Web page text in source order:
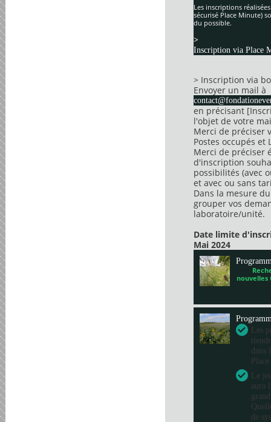
Les inscriptions
sécurisé Place Minute)
du possible.
>
Inscription via Place
> Inscription via
Envoyer un mail à
en précisant
l'objet de votre
Merci de préciser
Postes occupés et
Merci de préciser
d'inscription
possibilités (avec
et avec ou sans
Dans la mesure
grouper vos
laboratoire/unité.
Date limite
Mai 2024
nouvelles
Les
dans
Le
aura
de